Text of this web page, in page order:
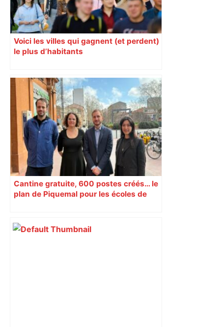
Voici les villes qui gagnent (et perdent)
le plus d’habitants
Cantine gratuite, 600 postes créés… le
plan de Piquemal pour les écoles de